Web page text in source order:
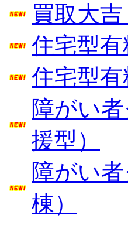
買取大
住宅型
住宅型
障がい
援型）
障がい
棟）